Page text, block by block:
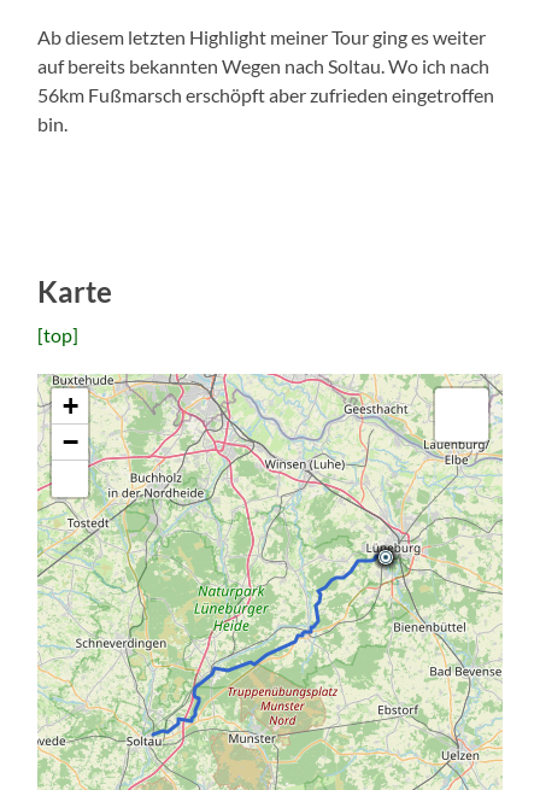
Ab diesem letzten Highlight meiner Tour ging es weiter
auf bereits bekannten Wegen nach Soltau. Wo ich nach
56km Fußmarsch erschöpft aber zufrieden eingetroffen
bin.
Karte
[top]
+
−